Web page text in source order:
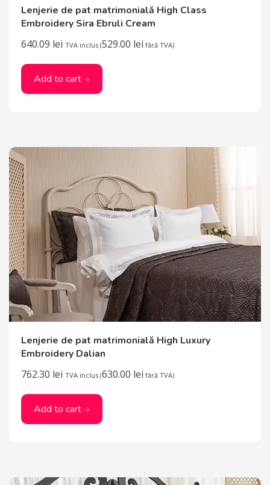
Lenjerie de pat matrimonială High Class
Embroidery Sira Ebruli Cream
640.09 lei TVA inclus (529.00 lei fără TVA)
Add to cart
Lenjerie de pat matrimonială High Luxury
Embroidery Dalian
762.30 lei TVA inclus (630.00 lei fără TVA)
Add to cart